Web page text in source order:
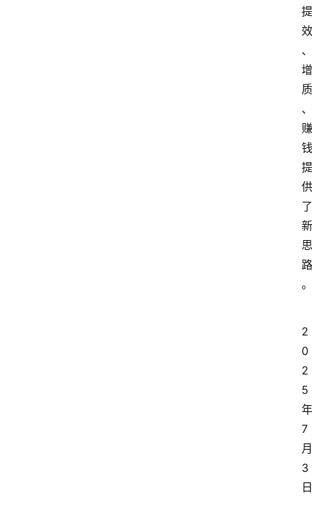
提
效
、
增
质
、
赚
钱
提
供
了
新
思
路
。
2
0
2
5
年
7
月
3
日